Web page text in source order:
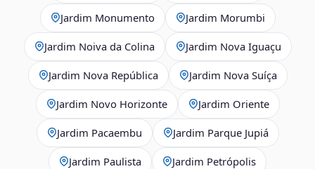
Jardim Monumento Jardim Morumbi
Jardim Noiva da Colina Jardim Nova Iguaçu
Jardim Nova República Jardim Nova Suíça
Jardim Novo Horizonte Jardim Oriente
Jardim Pacaembu Jardim Parque Jupiá
Jardim Paulista Jardim Petrópolis